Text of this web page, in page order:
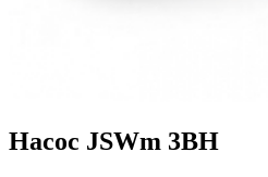
Насос JSWm 3BH